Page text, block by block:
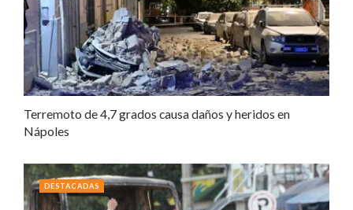
Terremoto de 4,7 grados causa daños y heridos en
Nápoles
DESTACADAS